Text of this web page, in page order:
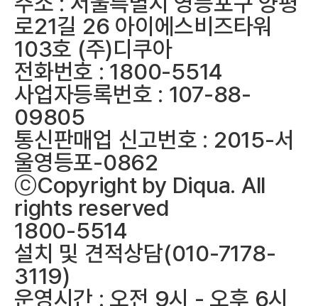
로21길 26 아이에스비즈타워
103호 (주)디쿠아
전화번호 : 1800-5514
사업자등록번호 : 107-88-
09805
통신판매업 신고번호 : 2015-서
울영등포-0862
ⓒCopyright by Diqua. All
rights reserved
1800-5514
설치 및 견적상담(010-7178-
3119)
운영시간 : 오전 9시 - 오후 6시